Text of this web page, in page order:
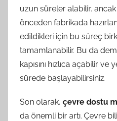
uzun süreler alabilir,
önceden fabrikada
edildikleri için bu süreç
tamamlanabilir. Bu da
kapısını hızlıca açabilir ve
sürede başlayabilirsiniz.
Son olarak, çevre dostu
da önemli bir artı. Çevre